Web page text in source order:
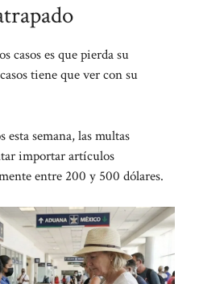
casos es que pierda su
tiene que ver con su
semana, las multas
importar artículos
entre 200 y 500 dólares.